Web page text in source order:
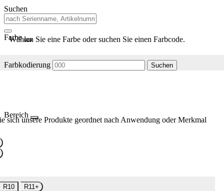
Suchen
Farbe
Wählen Sie eine Farbe oder suchen Sie einen Farbcode.
Farbkodierung Suchen
Bereich
sich unsere Produkte geordnet nach Anwendung oder Merkmal
R10
R11+